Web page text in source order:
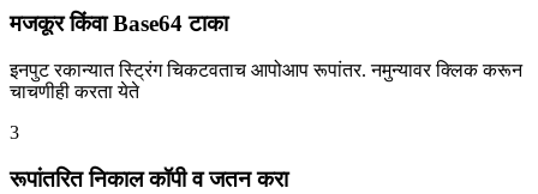
मजकूर किंवा Base64 टाका
इनपुट रकान्यात स्ट्रिंग चिकटवताच आपोआप रूपांतर. नमुन्यावर क्लिक करून
चाचणीही करता येते
3
रूपांतरित निकाल कॉपी व जतन करा